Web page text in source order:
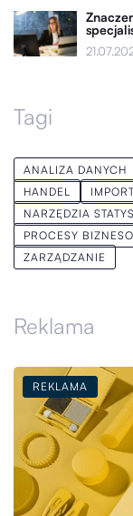
Tagi
ANALIZA DANYCH
HANDEL
NARZĘDZIA
PROCESY
ZARZĄDZANIE
Reklama
REKLAMA